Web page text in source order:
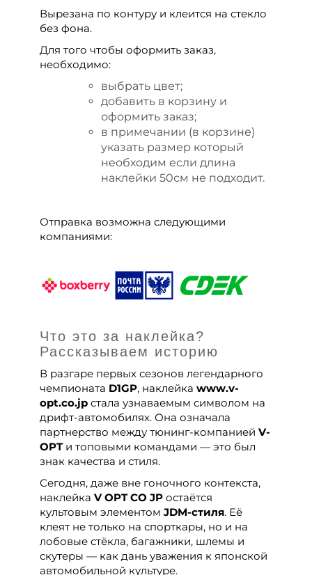
Вырезана по контуру и клеится на стекло
без фона.
Для того чтобы оформить заказ,
необходимо:
выбрать цвет;
добавить в корзину и
оформить заказ;
в примечании (в корзине)
указать размер который
необходим если длина
наклейки 50см не подходит.
Отправка возможна следующими
компаниями:
Что это за наклейка?
Рассказываем историю
В разгаре первых сезонов легендарного
чемпионата D1GP, наклейка www.v-
opt.co.jpстала узнаваемым символом на
дрифт-автомобилях. Она означала
партнерство между тюнинг-компанией V-
OPTи топовыми командами — это был
знак качества и стиля.
Сегодня, даже вне гоночного контекста,
наклейка V OPT CO JPостаётся
культовым элементом JDM-стиля. Её
клеят не только на спорткары, но и на
лобовые стёкла, багажники, шлемы и
скутеры — как дань уважения к японской
автомобильной культуре.